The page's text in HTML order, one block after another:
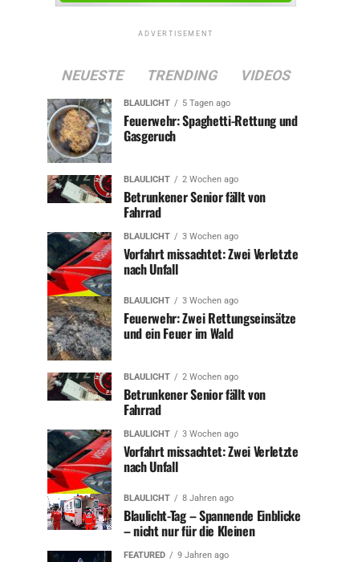
ADVERTISEMENT
NEUESTE TRENDING VIDEOS
BLAULICHT 5 Tagen ago
Feuerwehr: Spaghetti-Rettung und
Gasgeruch
BLAULICHT 2 Wochen ago
Betrunkener Senior fällt von
Fahrrad
BLAULICHT 3 Wochen ago
Vorfahrt missachtet: Zwei Verletzte
nach Unfall
BLAULICHT 3 Wochen ago
Feuerwehr: Zwei Rettungseinsätze
und ein Feuer im Wald
BLAULICHT 2 Wochen ago
Betrunkener Senior fällt von
Fahrrad
BLAULICHT 3 Wochen ago
Vorfahrt missachtet: Zwei Verletzte
nach Unfall
BLAULICHT 8 Jahren ago
Blaulicht-Tag – Spannende Einblicke
– nicht nur für die Kleinen
FEATURED 9 Jahren ago